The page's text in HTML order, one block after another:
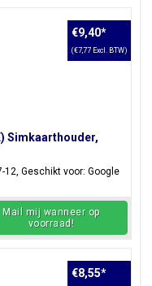
Simkaarthouder,
12, Geschikt voor: Google
€9,40*
(€7,77 Excl. BTW)
Mail mij wanneer op
voorraad!
€8,55*